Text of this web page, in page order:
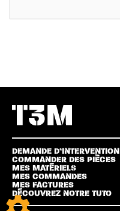
DEMANDE D’INTERVENTION
COMMANDER DES PIÈCES
MES MATÉRIELS
MES COMMANDES
MES FACTURES
DÉCOUVREZ NOTRE TUTO